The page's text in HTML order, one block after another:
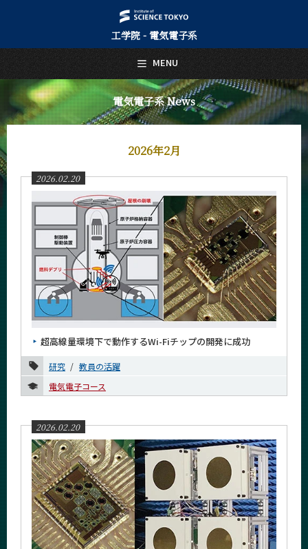
工学院 - 電気電子系
電気電子系 News
2026年2月
2026.02.20
超高線量環境下で動作するWi-Fiチップの開発に成功
研究
教員の活躍
電気電子コース
2026.02.20
MENU
日本語 English
トップページ
Top Page
電気電子系について
About Us
教員・研究室
Faculty and Laboratories
未来
Future
入学案内
Admissions
電気電子系 News
News
News 一覧
カテゴリ別
課程別
月別
2026年
7月
6月
5月
4月